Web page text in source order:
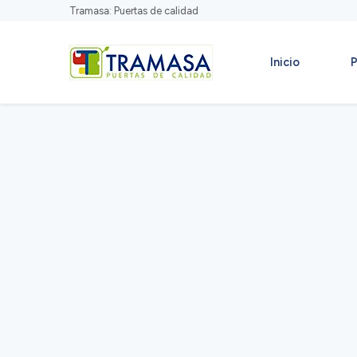
Tramasa: Puertas de calidad
Inicio
Inicio »Productos»Gradas